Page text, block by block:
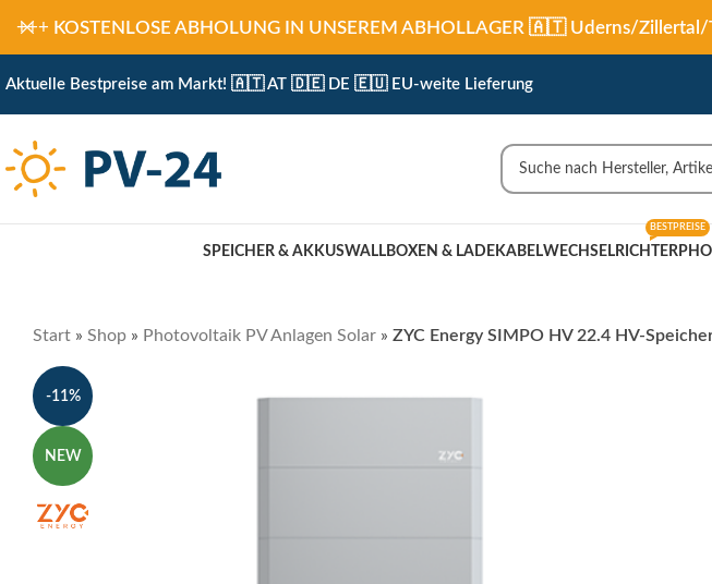
Aktuelle Bestpreise am Markt! 🇦🇹 AT 🇩🇪 DE 🇪🇺 EU-weite Lieferung
SPEICHER & AKKUSWALLBOXEN & LADEKABELWECHSELRICHTER
BESTPREISE
Start » Shop » Photovoltaik PV Anlagen Solar » ZYC Energy SIMPO HV 22.4 HV-
-11%
NEW
+++ KOSTENLOSE ABHOLUNG IN UNSEREM ABHOLLAGER 🇦🇹 Uderns/Zillertal/